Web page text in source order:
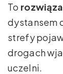
To
dystansem
strefy
drogach
uczelni.